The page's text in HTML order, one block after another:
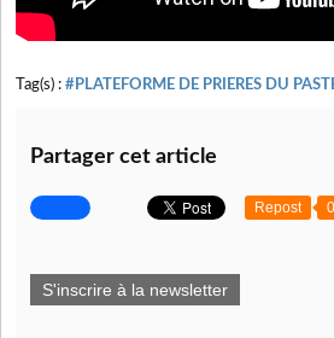
Tag(s) : #PLATEFORME DE PRIERES DU
Partager cet article
Repost 0
S'inscrire à la newsletter